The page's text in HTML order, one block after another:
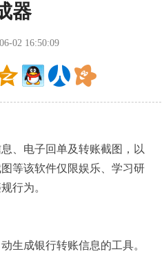
器
02 16:50:09
、电子回单及转账截图，以
等该软件仅限娱乐、学习研
行为。
生成银行转账信息的工具。